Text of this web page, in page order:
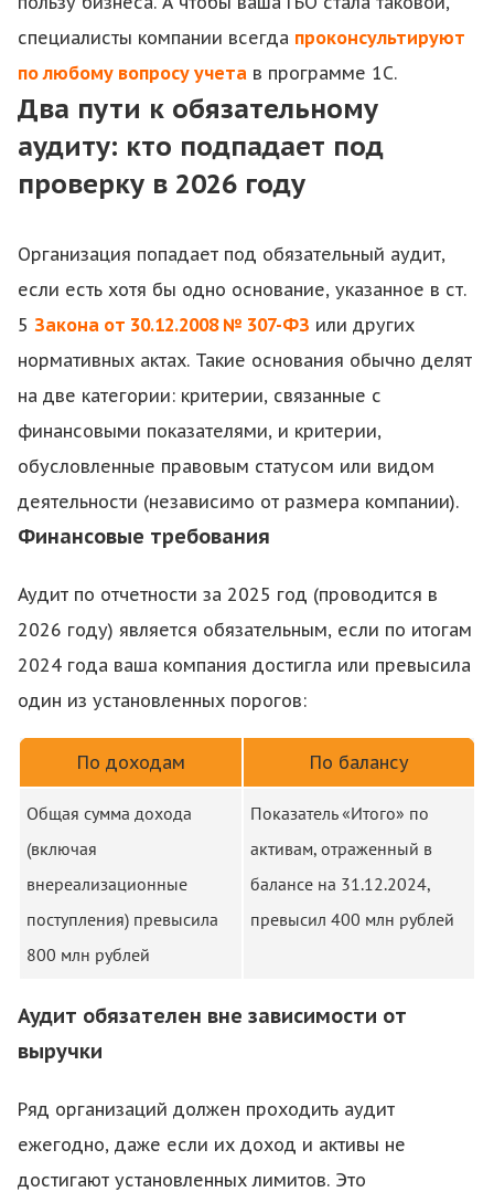
специалисты компании всегда проконсультируют
по любому вопросу учета в программе 1С.
Два пути к обязательному
аудиту: кто подпадает под
проверку в 2026 году
Организация попадает под обязательный аудит,
если есть хотя бы одно основание, указанное в ст.
5 Закона от 30.12.2008 № 307-ФЗ или других
нормативных актах. Такие основания обычно делят
на две категории: критерии, связанные с
финансовыми показателями, и критерии,
обусловленные правовым статусом или видом
деятельности (независимо от размера компании).
Финансовые требования
Аудит по отчетности за 2025 год (проводится в
2026 году) является обязательным, если по итогам
2024 года ваша компания достигла или превысила
один из установленных порогов:
По доходам По балансу
Общая сумма дохода
(включая
внереализационные
поступления) превысила
800 млн рублей
Показатель «Итого» по
активам, отраженный в
балансе на 31.12.2024,
превысил 400 млн рублей
Аудит обязателен вне зависимости от
выручки
Ряд организаций должен проходить аудит
ежегодно, даже если их доход и активы не
достигают установленных лимитов. Это